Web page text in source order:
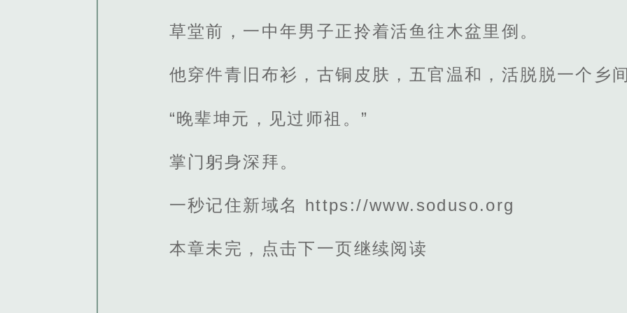
草堂前，一中年男子正拎着活鱼往木盆里倒。
他穿件青旧布衫，古铜皮肤，五官温和，活脱脱一个乡
“晚辈坤元，见过师祖。”
掌门躬身深拜。
一秒记住新域名 https://www.soduso.org
本章未完，点击下一页继续阅读